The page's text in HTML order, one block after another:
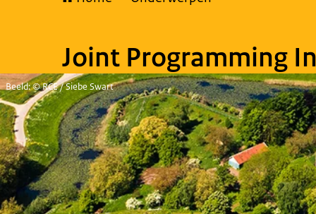
Joint Programming
Beeld: © RCE / Siebe Swart